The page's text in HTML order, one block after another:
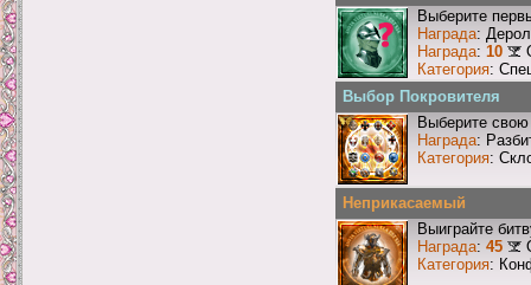
Выберите
Награда:
Награда: 10
Категория:
Выбор Покровителя
Выберите свою
Награда:
Категория:
Неприкасаемый
Выиграйте
Награда: 45
Категория: